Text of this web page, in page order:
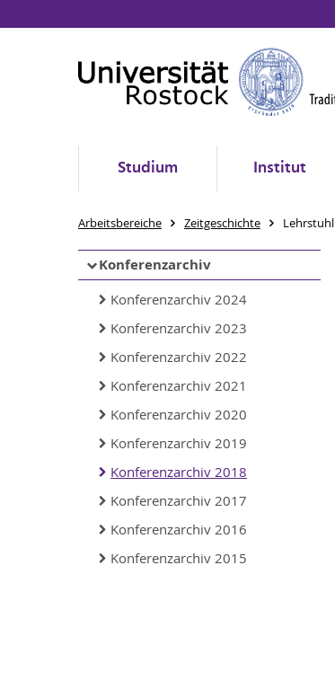
Studium Institut
Arbeitsbereiche Zeitgeschichte Lehrstuhl
Konferenzarchiv
Konferenzarchiv 2024
Konferenzarchiv 2023
Konferenzarchiv 2022
Konferenzarchiv 2021
Konferenzarchiv 2020
Konferenzarchiv 2019
Konferenzarchiv 2018
Konferenzarchiv 2017
Konferenzarchiv 2016
Konferenzarchiv 2015